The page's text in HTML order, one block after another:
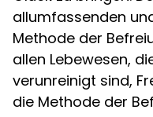
allumfassenden
Methode der
allen Lebewesen,
verunreinigt sind,
die Methode der